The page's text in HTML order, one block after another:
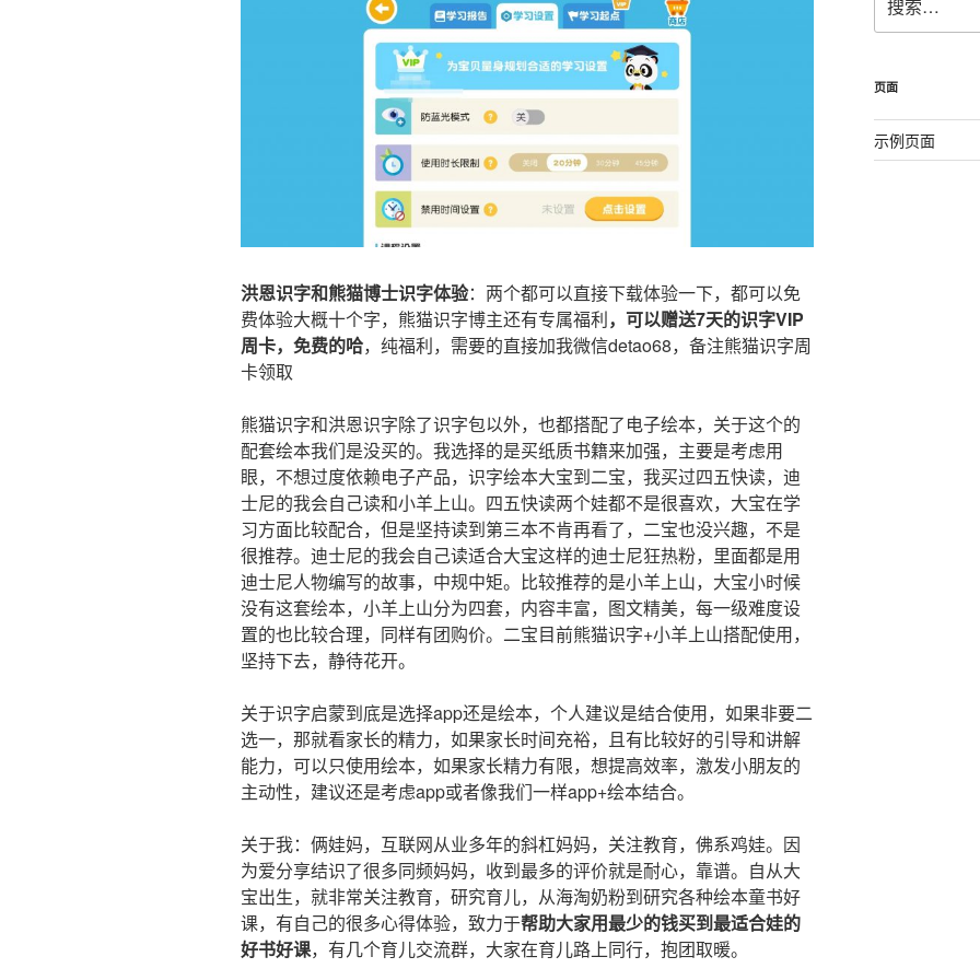
洪恩识字和熊猫博士识字体验：两个都可以直接下载体验一下，都可以免
费体验大概十个字，熊猫识字博主还有专属福利，可以赠送7天的识字VIP
周卡，免费的哈，纯福利，需要的直接加我微信detao68，备注熊猫识字周
卡领取
熊猫识字和洪恩识字除了识字包以外，也都搭配了电子绘本，关于这个的
配套绘本我们是没买的。我选择的是买纸质书籍来加强，主要是考虑用
眼，不想过度依赖电子产品，识字绘本大宝到二宝，我买过四五快读，迪
士尼的我会自己读和小羊上山。四五快读两个娃都不是很喜欢，大宝在学
习方面比较配合，但是坚持读到第三本不肯再看了，二宝也没兴趣，不是
很推荐。迪士尼的我会自己读适合大宝这样的迪士尼狂热粉，里面都是用
迪士尼人物编写的故事，中规中矩。比较推荐的是小羊上山，大宝小时候
没有这套绘本，小羊上山分为四套，内容丰富，图文精美，每一级难度设
置的也比较合理，同样有团购价。二宝目前熊猫识字+小羊上山搭配使用，
坚持下去，静待花开。
关于识字启蒙到底是选择app还是绘本，个人建议是结合使用，如果非要二
选一，那就看家长的精力，如果家长时间充裕，且有比较好的引导和讲解
能力，可以只使用绘本，如果家长精力有限，想提高效率，激发小朋友的
主动性，建议还是考虑app或者像我们一样app+绘本结合。
关于我：俩娃妈，互联网从业多年的斜杠妈妈，关注教育，佛系鸡娃。因
为爱分享结识了很多同频妈妈，收到最多的评价就是耐心，靠谱。自从大
宝出生，就非常关注教育，研究育儿，从海淘奶粉到研究各种绘本童书好
课，有自己的很多心得体验，致力于帮助大家用最少的钱买到最适合娃的
好书好课，有几个育儿交流群，大家在育儿路上同行，抱团取暖。
索：
页面
示例页面